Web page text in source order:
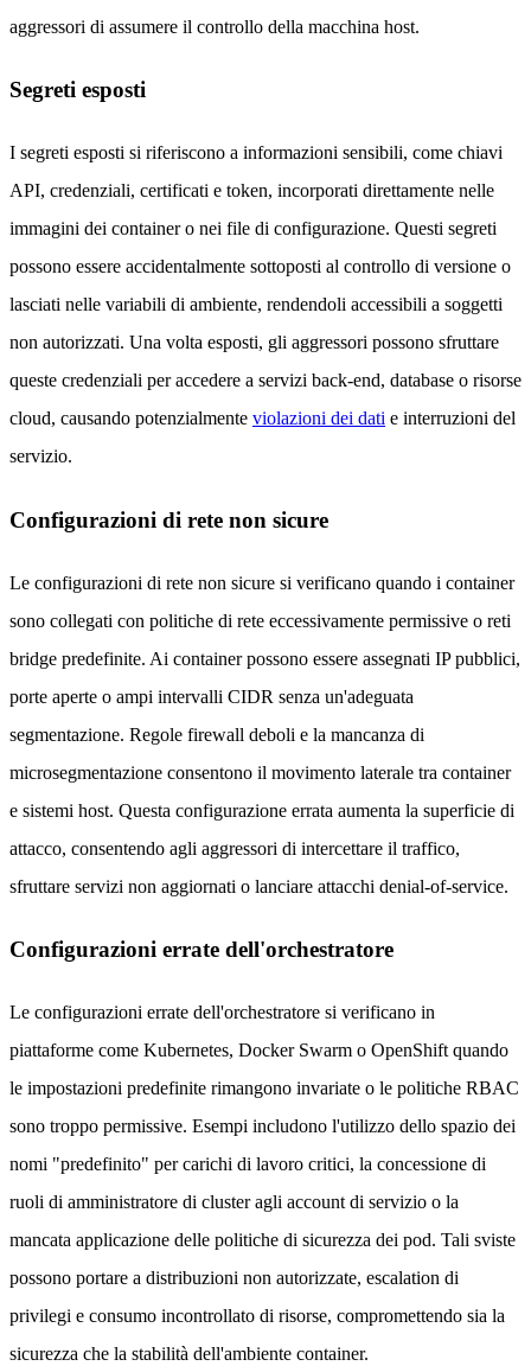
aggressori di assumere il controllo della macchina host.
Segreti esposti
I segreti esposti si riferiscono a informazioni sensibili, come chiavi
API, credenziali, certificati e token, incorporati direttamente nelle
immagini dei container o nei file di configurazione. Questi segreti
possono essere accidentalmente sottoposti al controllo di versione o
lasciati nelle variabili di ambiente, rendendoli accessibili a soggetti
non autorizzati. Una volta esposti, gli aggressori possono sfruttare
queste credenziali per accedere a servizi back-end, database o risorse
cloud, causando potenzialmente violazioni dei dati e interruzioni del
servizio.
Configurazioni di rete non sicure
Le configurazioni di rete non sicure si verificano quando i container
sono collegati con politiche di rete eccessivamente permissive o reti
bridge predefinite. Ai container possono essere assegnati IP pubblici,
porte aperte o ampi intervalli CIDR senza un'adeguata
segmentazione. Regole firewall deboli e la mancanza di
microsegmentazione consentono il movimento laterale tra container
e sistemi host. Questa configurazione errata aumenta la superficie di
attacco, consentendo agli aggressori di intercettare il traffico,
sfruttare servizi non aggiornati o lanciare attacchi denial-of-service.
Configurazioni errate dell'orchestratore
Le configurazioni errate dell'orchestratore si verificano in
piattaforme come Kubernetes, Docker Swarm o OpenShift quando
le impostazioni predefinite rimangono invariate o le politiche RBAC
sono troppo permissive. Esempi includono l'utilizzo dello spazio dei
nomi "predefinito" per carichi di lavoro critici, la concessione di
ruoli di amministratore di cluster agli account di servizio o la
mancata applicazione delle politiche di sicurezza dei pod. Tali sviste
possono portare a distribuzioni non autorizzate, escalation di
privilegi e consumo incontrollato di risorse, compromettendo sia la
sicurezza che la stabilità dell'ambiente container.